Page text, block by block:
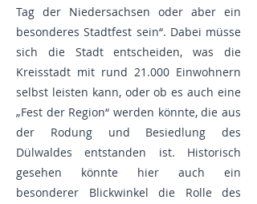
Tag der Niedersachsen oder aber ein
besonderes Stadtfest sein“. Dabei müsse
sich die Stadt entscheiden, was die
Kreisstadt mit rund 21.000 Einwohnern
selbst leisten kann, oder ob es auch eine
„Fest der Region“ werden könnte, die aus
der Rodung und Besiedlung des
Dülwaldes entstanden ist. Historisch
gesehen könnte hier auch ein
besonderer Blickwinkel die Rolle des